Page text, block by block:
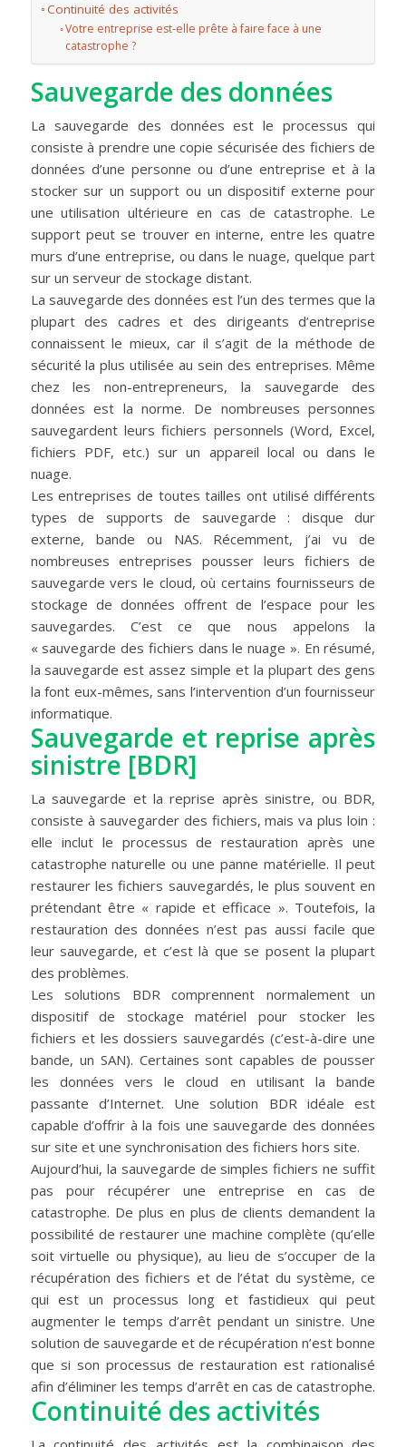
Continuité des activités
Votre entreprise est-elle prête à faire face à une
catastrophe ?
Sauvegarde des données
La sauvegarde des données est le processus qui
consiste à prendre une copie sécurisée des fichiers de
données d’une personne ou d’une entreprise et à la
stocker sur un support ou un dispositif externe pour
une utilisation ultérieure en cas de catastrophe. Le
support peut se trouver en interne, entre les quatre
murs d’une entreprise, ou dans le nuage, quelque part
sur un serveur de stockage distant.
La sauvegarde des données est l’un des termes que la
plupart des cadres et des dirigeants d’entreprise
connaissent le mieux, car il s’agit de la méthode de
sécurité la plus utilisée au sein des entreprises. Même
chez les non-entrepreneurs, la sauvegarde des
données est la norme. De nombreuses personnes
sauvegardent leurs fichiers personnels (Word, Excel,
fichiers PDF, etc.) sur un appareil local ou dans le
nuage.
Les entreprises de toutes tailles ont utilisé différents
types de supports de sauvegarde : disque dur
externe, bande ou NAS. Récemment, j’ai vu de
nombreuses entreprises pousser leurs fichiers de
sauvegarde vers le cloud, où certains fournisseurs de
stockage de données offrent de l’espace pour les
sauvegardes. C’est ce que nous appelons la
« sauvegarde des fichiers dans le nuage ». En résumé,
la sauvegarde est assez simple et la plupart des gens
la font eux-mêmes, sans l’intervention d’un fournisseur
informatique.
Sauvegarde et reprise après
sinistre [BDR]
La sauvegarde et la reprise après sinistre, ou BDR,
consiste à sauvegarder des fichiers, mais va plus loin :
elle inclut le processus de restauration après une
catastrophe naturelle ou une panne matérielle. Il peut
restaurer les fichiers sauvegardés, le plus souvent en
prétendant être « rapide et efficace ». Toutefois, la
restauration des données n’est pas aussi facile que
leur sauvegarde, et c’est là que se posent la plupart
des problèmes.
Les solutions BDR comprennent normalement un
dispositif de stockage matériel pour stocker les
fichiers et les dossiers sauvegardés (c’est-à-dire une
bande, un SAN). Certaines sont capables de pousser
les données vers le cloud en utilisant la bande
passante d’Internet. Une solution BDR idéale est
capable d’offrir à la fois une sauvegarde des données
sur site et une synchronisation des fichiers hors site.
Aujourd’hui, la sauvegarde de simples fichiers ne suffit
pas pour récupérer une entreprise en cas de
catastrophe. De plus en plus de clients demandent la
possibilité de restaurer une machine complète (qu’elle
soit virtuelle ou physique), au lieu de s’occuper de la
récupération des fichiers et de l’état du système, ce
qui est un processus long et fastidieux qui peut
augmenter le temps d’arrêt pendant un sinistre. Une
solution de sauvegarde et de récupération n’est bonne
que si son processus de restauration est rationalisé
afin d’éliminer les temps d’arrêt en cas de catastrophe.
Continuité des activités